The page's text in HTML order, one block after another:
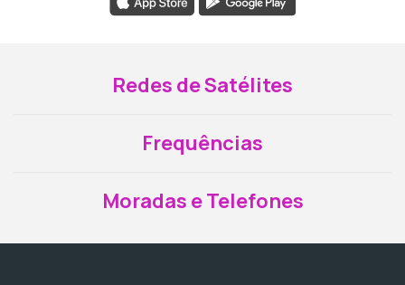
Redes de Satélites
Frequências
Moradas e Telefones